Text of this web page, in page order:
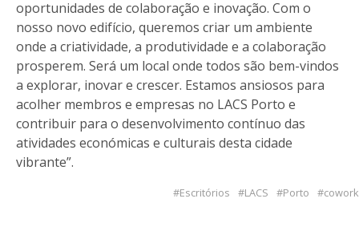
oportunidades de colaboração e inovação. Com o
nosso novo edifício, queremos criar um ambiente
onde a criatividade, a produtividade e a colaboração
prosperem. Será um local onde todos são bem-vindos
a explorar, inovar e crescer. Estamos ansiosos para
acolher membros e empresas no LACS Porto e
contribuir para o desenvolvimento contínuo das
atividades económicas e culturais desta cidade
vibrante”.
Escritórios LACS Porto cowork